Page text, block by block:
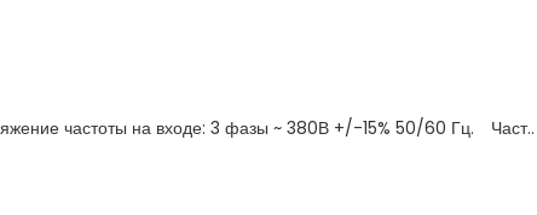
частоты на входе: 3 фазы ~ 380В +/-15% 50/60 Гц. Част..